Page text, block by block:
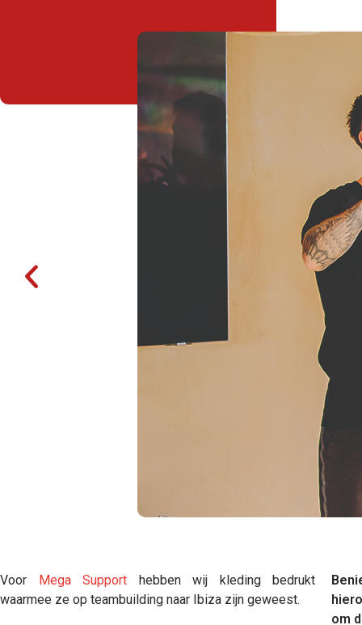
Voor Mega Support hebben wij kleding bedrukt
waarmee ze op teambuilding naar Ibiza zijn geweest.
om